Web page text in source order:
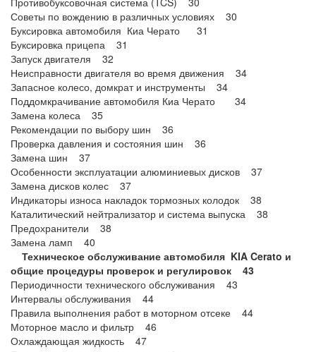
Советы по вождению в различных условиях 30
Буксировка автомобиля Киа Черато 31
Буксировка прицепа 31
Запуск двигателя 32
Неисправности двигателя во время движения 34
Запасное колесо, домкрат и инструменты 34
Поддомкрачивание автомобиля Киа Черато 34
Замена колеса 35
Рекомендации по выбору шин 36
Проверка давления и состояния шин 36
Замена шин 37
Особенности эксплуатации алюминиевых дисков 37
Замена дисков колес 37
Индикаторы износа накладок тормозных колодок 38
Каталитический нейтрализатор и система выпуска 38
Предохранители 38
Замена ламп 40
Техническое обслуживание автомобиля KIA Cerato и
общие процедуры проверок и регулировок 43
Периодичности технического обслуживания 43
Интервалы обслуживания 44
Правила выполнения работ в моторном отсеке 44
Моторное масло и фильтр 46
Охлаждающая жидкость 47